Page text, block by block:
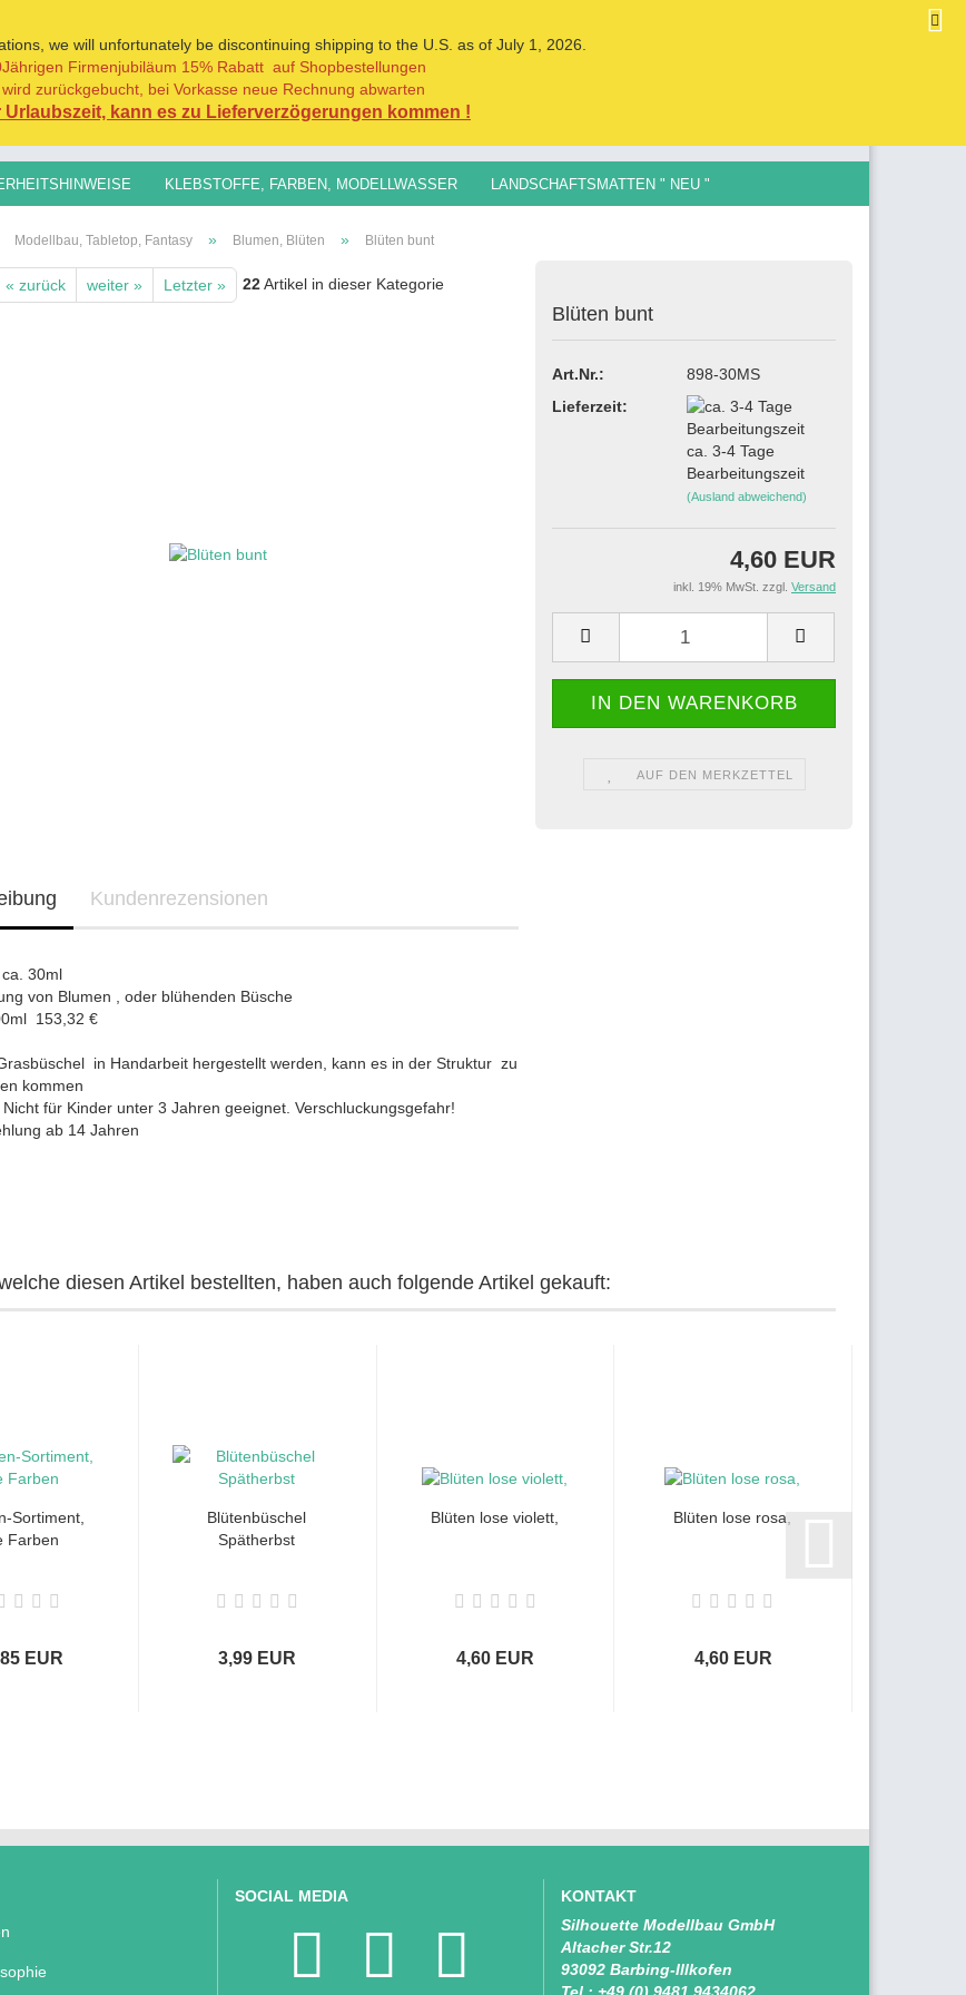
Sprache auswählen
we will unfortunately be discontinuing shipping to the U.S. as of July 1, 2026.
Firmenjubiläum 15% Rabatt auf Shopbestellungen
zurückgebucht, bei Vorkasse neue Rechnung abwarten
Urlaubszeit, kann es zu Lieferverzögerungen kommen !
KLEBSTOFFE, FARBEN, MODELLWASSER LANDSCHAFTSMATTEN " NEU "
N, Z
Modellbau, Tabletop, Fantasy » Blumen, Blüten » Blüten bunt
« zurück weiter » Letzter » 22Artikel in dieser Kategorie
Blüten bunt
Art.Nr.:
898-30MS
Lieferzeit:
ca. 3-4 Tage
Bearbeitungszeit
(Ausland abweichend)
4,60 EUR
inkl. 19% MwSt. zzgl. Versand
AUF DEN MERKZETTEL
Kundenrezensionen
30ml
von Blumen , oder blühenden Büsche
153,32 €
in Handarbeit hergestellt werden, kann es in der Struktur zu
kommen
für Kinder unter 3 Jahren geeignet. Verschluckungsgefahr!
ab 14 Jahren
diesen Artikel bestellten, haben auch folgende Artikel gekauft:
Sortiment,
Farben
EUR
Blütenbüschel
Spätherbst
3,99 EUR
Blüten lose violett,
4,60 EUR
Blüten lose rosa,
4,60 EUR
SOCIAL MEDIA
KONTAKT
Silhouette Modellbau GmbH
Altacher Str.12
93092 Barbing-Illkofen